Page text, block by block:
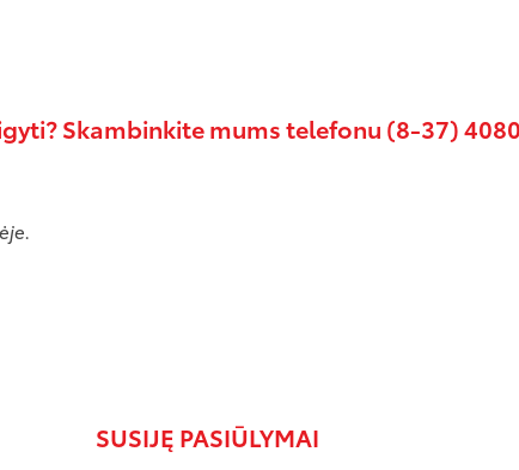
Skambinkite mums telefonu (8-37)
SUSIJĘ PASIŪLYMAI